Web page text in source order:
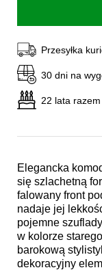
Elegancka
się szlachetną
falowany front
nadaje jej
pojemne
w kolorze
barokową
dekoracyjny
Przesyłka
30 dni na
22 lata